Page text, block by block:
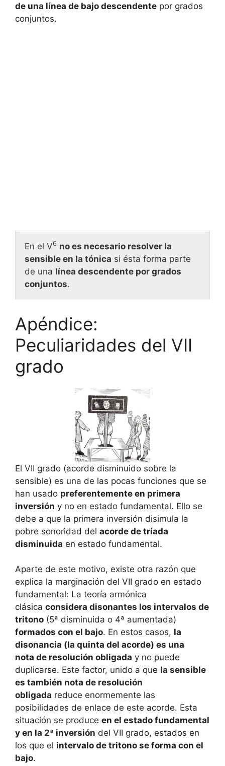
de una línea de bajo descendente por grados
conjuntos.
En el V6 no es necesario resolver la
sensible en la tónica si ésta forma parte
de una línea descendente por grados
conjuntos.
Apéndice:
Peculiaridades del VII
grado
El VII grado (acorde disminuido sobre la
sensible) es una de las pocas funciones que se
han usado preferentemente en primera
inversión y no en estado fundamental. Ello se
debe a que la primera inversión disimula la
pobre sonoridad del acorde de tríada
disminuida en estado fundamental.
Aparte de este motivo, existe otra razón que
explica la marginación del VII grado en estado
fundamental: La teoría armónica
clásica considera disonantes los intervalos de
tritono (5ª disminuida o 4ª aumentada)
formados con el bajo. En estos casos, la
disonancia (la quinta del acorde) es una
nota de resolución obligada y no puede
duplicarse. Este factor, unido a que la sensible
es también nota de resolución
obligada reduce enormemente las
posibilidades de enlace de este acorde. Esta
situación se produce en el estado fundamental
y en la 2ª inversión del VII grado, estados en
los que el intervalo de tritono se forma con el
bajo.